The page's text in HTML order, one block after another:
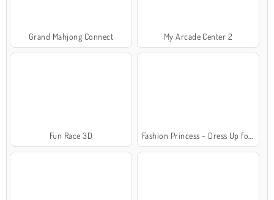
Grand Mahjong Connect My Arcade Center 2
Fun Race 3D